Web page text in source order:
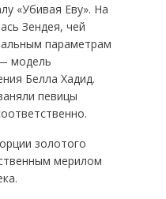
«Убивая Еву». На
Зендея, чей
параметрам
модель
Белла Хадид.
певицы
золотого
мерилом